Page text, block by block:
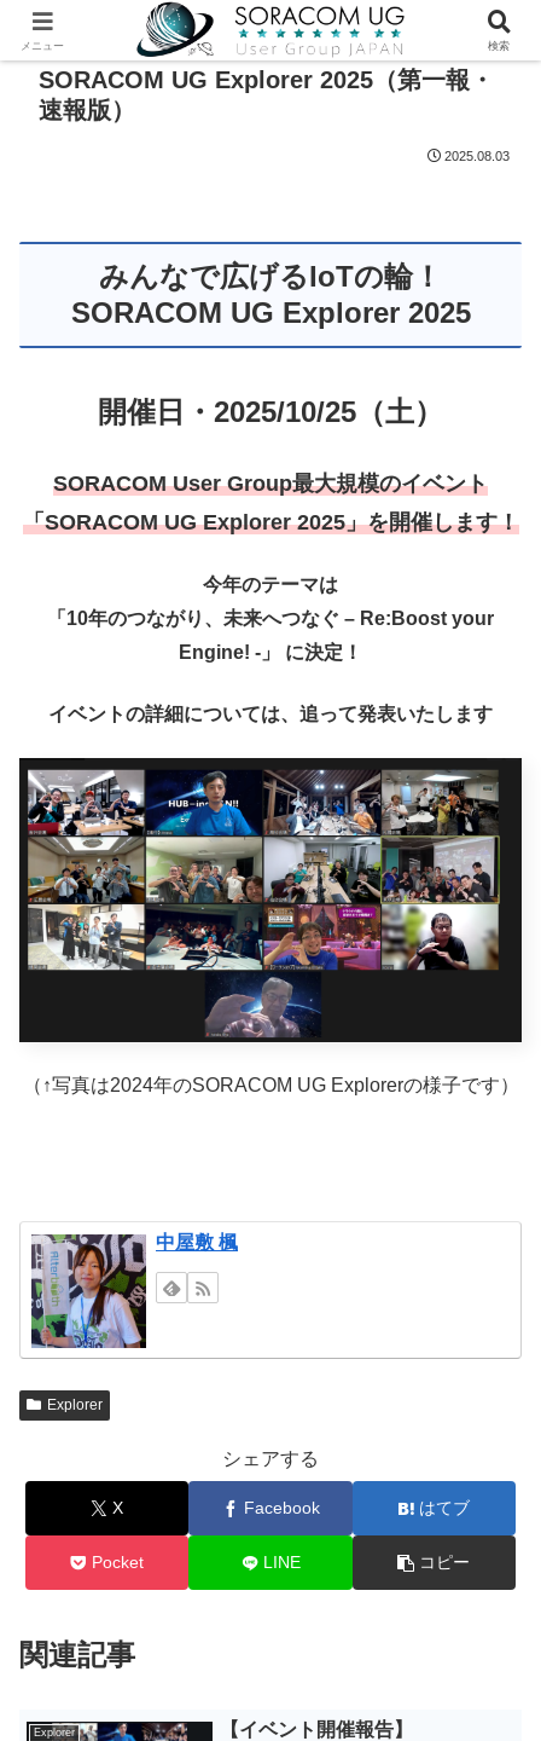
SORACOM UG Explorer 2025（第一報・
速報版）
2025.08.03
みんなで広げるIoTの輪！
SORACOM UG Explorer 2025
開催日・2025/10/25（土）
SORACOM User Group最大規模のイベント
「SORACOM UG Explorer 2025」を開催します！
今年のテーマは
「10年のつながり、未来へつなぐ – Re:Boost your
Engine! -」 に決定！
イベントの詳細については、追って発表いたします
（↑写真は2024年のSORACOM UG Explorerの様子です）
中屋敷 楓
Explorer
シェアする
X Facebook はてブ
Pocket LINE コピー
関連記事
Explorer
【イベント開催報告】
メニュー 検索